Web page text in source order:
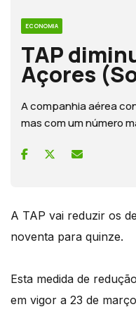
ECONOMIA
TAP
Açores
A companhia aérea
mas com um número
A TAP vai reduzir os
noventa para quinze.
Esta medida de
em vigor a 23 de